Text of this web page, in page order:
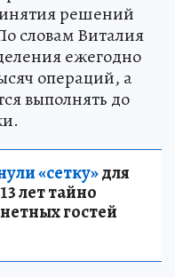
решений
словам Виталия
ежегодно
операций, а
выполнять до
«сетку»для
лет тайно
гостей